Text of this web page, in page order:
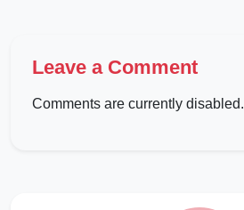
Leave a Comment
Comments are currently disabled.